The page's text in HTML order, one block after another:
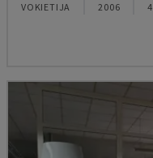
VOKIETIJA 2006